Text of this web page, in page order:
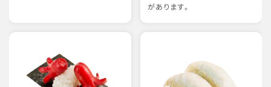
があります。